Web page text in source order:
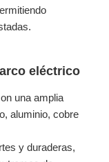
eléctrico
una amplia
aluminio, cobre
y duraderas,